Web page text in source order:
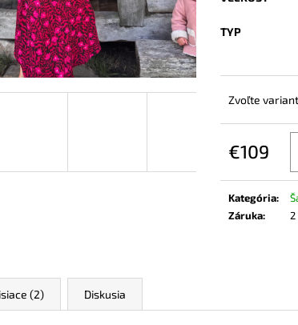
TYP
Zvoľte variant
€109
cena:
Kategória:
Záruka: 2
(2) Diskusia
A TEHOTENSKÝ
BAMBUSOVÉ TRIČKO
NUDE
€44,90